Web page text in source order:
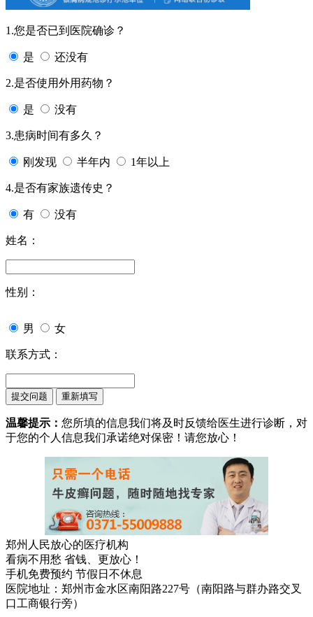
1.您是否已到医院确诊？
是 还没有
2.是否使用外用药物？
是 没有
3.患病时间有多久？
刚发现 半年内 1年以上
4.是否有家族遗传史？
有 没有
姓名：
性别：
男 女
联系方式：
温馨提示： 您所填的信息我们将及时反馈给医生进行诊断，对
于您的个人信息我们承诺绝对保密！请您放心！
郑州人民放心的医疗机构
看病不用愁 省钱、更放心！
手机免费预约 节假日不休息
医院地址：郑州市金水区南阳路227号（南阳路与群办路交叉
口工商银行旁）